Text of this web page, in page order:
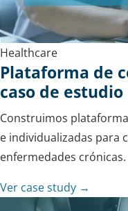
Healthcare
Plataforma de
caso de estudio
Construimos
e individualizadas para
enfermedades crónicas.
Ver case study →